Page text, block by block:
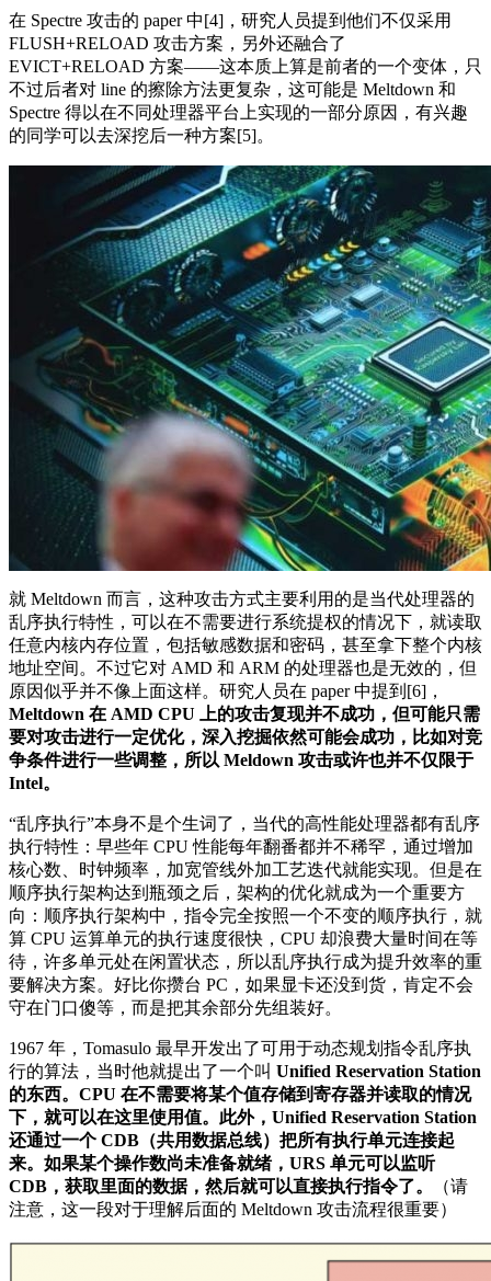
在 Spectre 攻击的 paper 中[4]，研究人员提到他们不仅采用
FLUSH+RELOAD 攻击方案，另外还融合了
EVICT+RELOAD 方案——这本质上算是前者的一个变体，只
不过后者对 line 的擦除方法更复杂，这可能是 Meltdown 和
Spectre 得以在不同处理器平台上实现的一部分原因，有兴趣
的同学可以去深挖后一种方案[5]。
就 Meltdown 而言，这种攻击方式主要利用的是当代处理器的
乱序执行特性，可以在不需要进行系统提权的情况下，就读取
任意内核内存位置，包括敏感数据和密码，甚至拿下整个内核
地址空间。不过它对 AMD 和 ARM 的处理器也是无效的，但
原因似乎并不像上面这样。研究人员在 paper 中提到[6]，
Meltdown 在 AMD CPU 上的攻击复现并不成功，但可能只需
要对攻击进行一定优化，深入挖掘依然可能会成功，比如对竞
争条件进行一些调整，所以 Meldown 攻击或许也并不仅限于
Intel。
“乱序执行”本身不是个生词了，当代的高性能处理器都有乱序
执行特性：早些年 CPU 性能每年翻番都并不稀罕，通过增加
核心数、时钟频率，加宽管线外加工艺迭代就能实现。但是在
顺序执行架构达到瓶颈之后，架构的优化就成为一个重要方
向：顺序执行架构中，指令完全按照一个不变的顺序执行，就
算 CPU 运算单元的执行速度很快，CPU 却浪费大量时间在等
待，许多单元处在闲置状态，所以乱序执行成为提升效率的重
要解决方案。好比你攒台 PC，如果显卡还没到货，肯定不会
守在门口傻等，而是把其余部分先组装好。
1967 年，Tomasulo 最早开发出了可用于动态规划指令乱序执
行的算法，当时他就提出了一个叫 Unified Reservation Station
的东西。CPU 在不需要将某个值存储到寄存器并读取的情况
下，就可以在这里使用值。此外，Unified Reservation Station
还通过一个 CDB（共用数据总线）把所有执行单元连接起
来。如果某个操作数尚未准备就绪，URS 单元可以监听
CDB，获取里面的数据，然后就可以直接执行指令了。
（请
注意，这一段对于理解后面的 Meltdown 攻击流程很重要）